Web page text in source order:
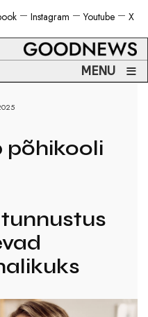
X
Youtube
Instagram
MENU ≡
põhikooli